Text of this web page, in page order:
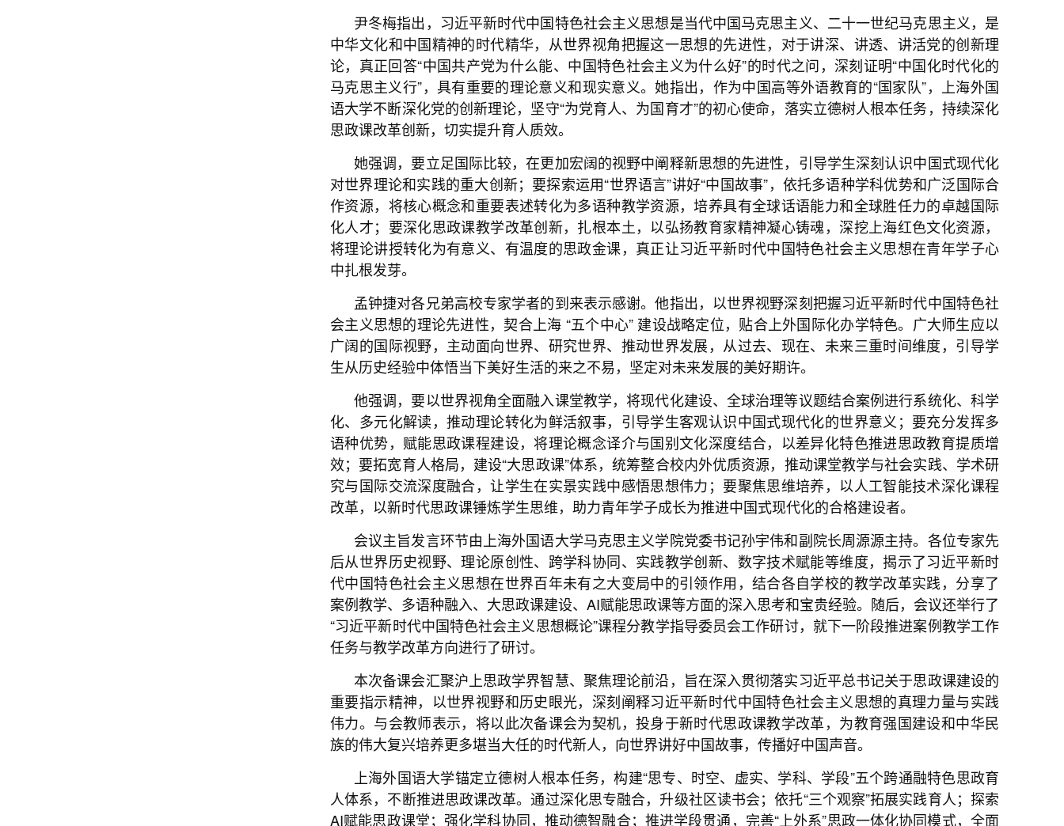
尹冬梅指出，习近平新时代中国特色社会主义思想是当代中国马克思主义、二十一世纪马克思主义，是
中华文化和中国精神的时代精华，从世界视角把握这一思想的先进性，对于讲深、讲透、讲活党的创新理
论，真正回答“中国共产党为什么能、中国特色社会主义为什么好”的时代之问，深刻证明“中国化时代化的
马克思主义行”，具有重要的理论意义和现实意义。她指出，作为中国高等外语教育的“国家队”，上海外国
语大学不断深化党的创新理论，坚守“为党育人、为国育才”的初心使命，落实立德树人根本任务，持续深化
思政课改革创新，切实提升育人质效。
她强调，要立足国际比较，在更加宏阔的视野中阐释新思想的先进性，引导学生深刻认识中国式现代化
对世界理论和实践的重大创新；要探索运用“世界语言”讲好“中国故事”，依托多语种学科优势和广泛国际合
作资源，将核心概念和重要表述转化为多语种教学资源，培养具有全球话语能力和全球胜任力的卓越国际
化人才；要深化思政课教学改革创新，扎根本土，以弘扬教育家精神凝心铸魂，深挖上海红色文化资源，
将理论讲授转化为有意义、有温度的思政金课，真正让习近平新时代中国特色社会主义思想在青年学子心
中扎根发芽。
孟钟捷对各兄弟高校专家学者的到来表示感谢。他指出，以世界视野深刻把握习近平新时代中国特色社
会主义思想的理论先进性，契合上海 “五个中心” 建设战略定位，贴合上外国际化办学特色。广大师生应以
广阔的国际视野，主动面向世界、研究世界、推动世界发展，从过去、现在、未来三重时间维度，引导学
生从历史经验中体悟当下美好生活的来之不易，坚定对未来发展的美好期许。
他强调，要以世界视角全面融入课堂教学，将现代化建设、全球治理等议题结合案例进行系统化、科学
化、多元化解读，推动理论转化为鲜活叙事，引导学生客观认识中国式现代化的世界意义；要充分发挥多
语种优势，赋能思政课程建设，将理论概念译介与国别文化深度结合，以差异化特色推进思政教育提质增
效；要拓宽育人格局，建设“大思政课”体系，统筹整合校内外优质资源，推动课堂教学与社会实践、学术研
究与国际交流深度融合，让学生在实景实践中感悟思想伟力；要聚焦思维培养，以人工智能技术深化课程
改革，以新时代思政课锤炼学生思维，助力青年学子成长为推进中国式现代化的合格建设者。
会议主旨发言环节由上海外国语大学马克思主义学院党委书记孙宇伟和副院长周源源主持。各位专家先
后从世界历史视野、理论原创性、跨学科协同、实践教学创新、数字技术赋能等维度，揭示了习近平新时
代中国特色社会主义思想在世界百年未有之大变局中的引领作用，结合各自学校的教学改革实践，分享了
案例教学、多语种融入、大思政课建设、AI赋能思政课等方面的深入思考和宝贵经验。随后，会议还举行了
“习近平新时代中国特色社会主义思想概论”课程分教学指导委员会工作研讨，就下一阶段推进案例教学工作
任务与教学改革方向进行了研讨。
本次备课会汇聚沪上思政学界智慧、聚焦理论前沿，旨在深入贯彻落实习近平总书记关于思政课建设的
重要指示精神，以世界视野和历史眼光，深刻阐释习近平新时代中国特色社会主义思想的真理力量与实践
伟力。与会教师表示，将以此次备课会为契机，投身于新时代思政课教学改革，为教育强国建设和中华民
族的伟大复兴培养更多堪当大任的时代新人，向世界讲好中国故事，传播好中国声音。
上海外国语大学锚定立德树人根本任务，构建“思专、时空、虚实、学科、学段”五个跨通融特色思政育
人体系，不断推进思政课改革。通过深化思专融合，升级社区读书会；依托“三个观察”拓展实践育人；探索
AI赋能思政课堂；强化学科协同，推动德智融合；推进学段贯通，完善“上外系”思政一体化协同模式，全面